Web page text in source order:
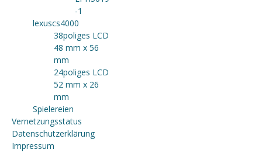
-1
lexuscs4000
38poliges LCD
48 mm x 56
mm
24poliges LCD
52 mm x 26
mm
Spielereien
Vernetzungsstatus
Datenschutzerklärung
Impressum